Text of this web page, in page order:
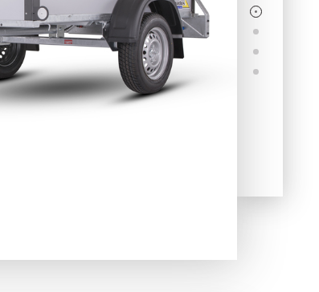
Skladové
prívesy
Výpredaj